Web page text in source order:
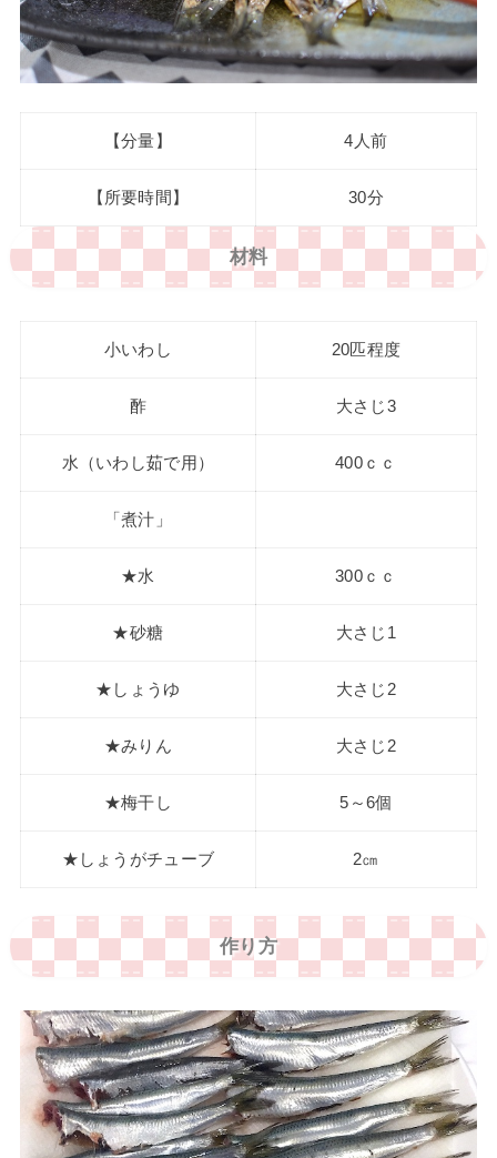
【分量】 4人前
【所要時間】 30分
材料
小いわし 20匹程度
酢 大さじ3
水（いわし茹で用） 400ｃｃ
「煮汁」
★水 300ｃｃ
★砂糖 大さじ1
★しょうゆ 大さじ2
★みりん 大さじ2
★梅干し 5～6個
★しょうがチューブ 2㎝
作り方